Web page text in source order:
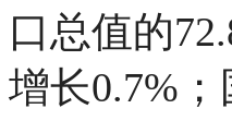
口总值的
增长0.7%